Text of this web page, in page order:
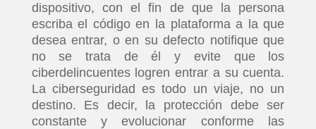
INICIO
PELICULAS
dispositivo, con el fin de que la persona
escriba el código en la plataforma a la que
desea entrar, o en su defecto notifique que
no se trata de él y evite que los
ciberdelincuentes logren entrar a su cuenta.
La ciberseguridad es todo un viaje, no un
destino. Es decir, la protección debe ser
constante y evolucionar conforme las